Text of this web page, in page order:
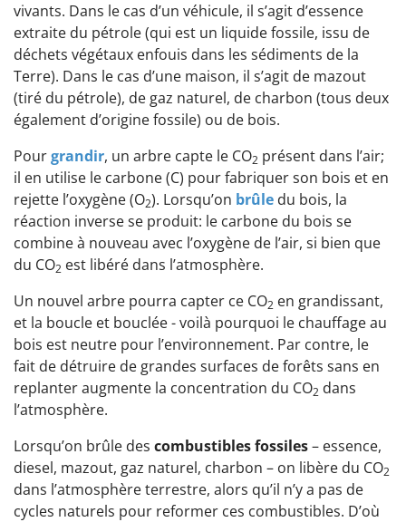
vivants. Dans le cas d’un véhicule, il s’agit d’essence
extraite du pétrole (qui est un liquide fossile, issu de
déchets végétaux enfouis dans les sédiments de la
Terre). Dans le cas d’une maison, il s’agit de mazout
(tiré du pétrole), de gaz naturel, de charbon (tous deux
également d’origine fossile) ou de bois.
Pourgrandir, un arbre capte le CO2 présent dans l’air;
il en utilise le carbone (C) pour fabriquer son bois et en
rejette l’oxygène (O2). Lorsqu’on brûle du bois, la
réaction inverse se produit: le carbone du bois se
combine à nouveau avec l’oxygène de l’air, si bien que
du CO2 est libéré dans l’atmosphère.
Un nouvel arbre pourra capter ce CO2 en grandissant,
et la boucle et bouclée - voilà pourquoi le chauffage au
bois est neutre pour l’environnement. Par contre, le
fait de détruire de grandes surfaces de forêts sans en
replanter augmente la concentration du CO2 dans
l’atmosphère.
Lorsqu’on brûle des combustibles fossiles– essence,
diesel, mazout, gaz naturel, charbon – on libère du CO2
dans l’atmosphère terrestre, alors qu’il n’y a pas de
cycles naturels pour reformer ces combustibles. D’où